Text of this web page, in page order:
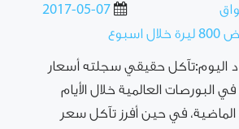
2017-05-07
اليوم:تآكل حقيقي سجلته أسعار
البورصات العالمية خلال الأيام
الماضية، في حين أفرز تآكل سعر